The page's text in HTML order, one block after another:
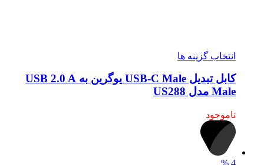
انتخاب گزینه ها
کابل تبدیل USB-C Male یوگرین به USB 2.0 A
Male مدل US288
ناموجود